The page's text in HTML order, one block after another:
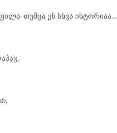
თუმცა ეს სხვა ისტორიაა…